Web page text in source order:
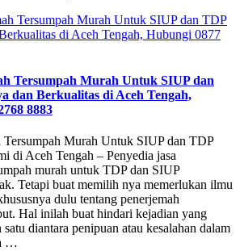
Tersumpah Murah Untuk SIUP dan
dan Berkualitas di Aceh Tengah,
8883
Tersumpah Murah Untuk SIUP dan TDP
di Aceh Tengah – Penyedia jasa
murah untuk TDP dan SIUP
Tetapi buat memilih nya memerlukan ilmu
dulu tentang penerjemah
Hal inilah buat hindari kejadian yang
diantara penipuan atau kesalahan dalam
…